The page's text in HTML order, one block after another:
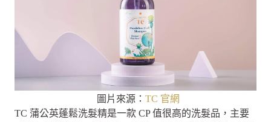
圖片來源： TC 官網
TC 蒲公英蓬鬆洗髮精是一款 CP 值很高的洗髮品，主要